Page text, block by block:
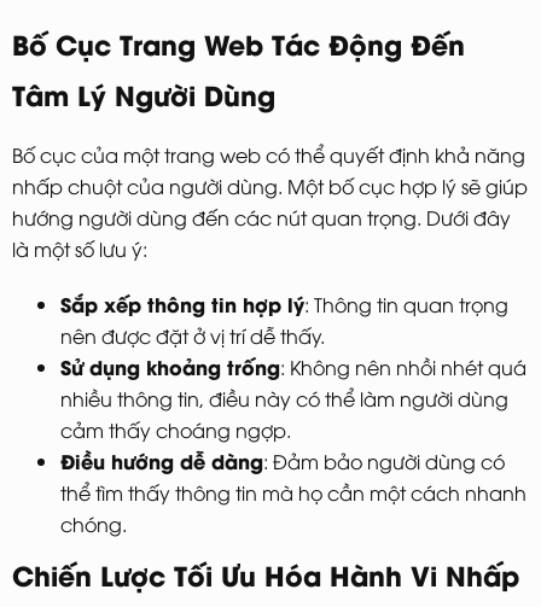
Bố Cục Trang Web Tác Động Đến
Tâm Lý Người Dùng
Bố cục của một trang web có thể quyết định khả năng
nhấp chuột của người dùng. Một bố cục hợp lý sẽ giúp
hướng người dùng đến các nút quan trọng. Dưới đây
là một số lưu ý:
Sắp xếp thông tin hợp lý: Thông tin quan trọng
nên được đặt ở vị trí dễ thấy.
Sử dụng khoảng trống: Không nên nhồi nhét quá
nhiều thông tin, điều này có thể làm người dùng
cảm thấy choáng ngợp.
Điều hướng dễ dàng: Đảm bảo người dùng có
thể tìm thấy thông tin mà họ cần một cách nhanh
chóng.
Chiến Lược Tối Ưu Hóa Hành Vi Nhấp